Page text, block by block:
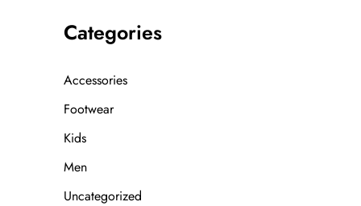
Categories
Accessories
Footwear
Kids
Men
Uncategorized